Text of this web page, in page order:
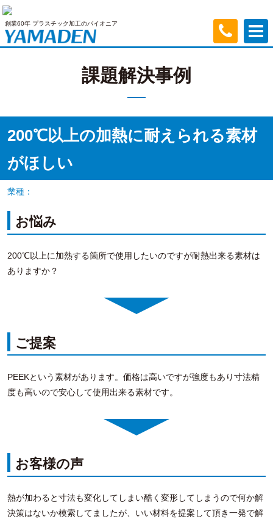
創業60年 プラスチック加工のパイオニア
課題解決事例
200℃以上の加熱に耐えられる素材
がほしい
業種：
お悩み
200℃以上に加熱する箇所で使用したいのですが耐熱出来る素材は
ありますか？
ご提案
PEEKという素材があります。価格は高いですが強度もあり寸法精
度も高いので安心して使用出来る素材です。
お客様の声
熱が加わると寸法も変化してしまい酷く変形してしまうので何か解
決策はないか模索してましたが、いい材料を提案して頂き一発で解